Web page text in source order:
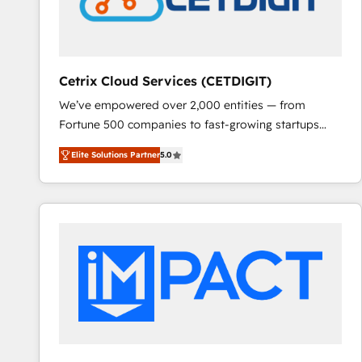
Cetrix Cloud Services (CETDIGIT)
We’ve empowered over 2,000 entities — from
Fortune 500 companies to fast-growing startups
and nonprofits — to streamline operations, scale
revenue, and unlock the full potential of HubSpot.
With deep technical and industry expertise, we fuse
automation, integration, and AI innovation to deliver
Sales, Service, Marketing & Content Hubs • AI voice
and chat agents, predictive automation, and smart
workflows • Salesforce + HubSpot integration •
RevOps and AI-driven sales enablement • Website
Elite Solutions Partner5.0